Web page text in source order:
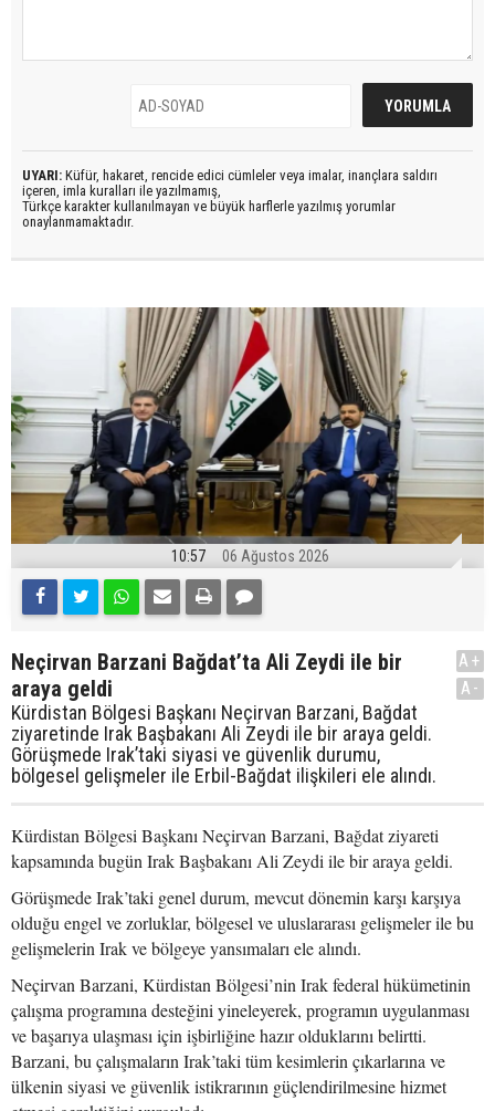
UYARI: Küfür, hakaret, rencide edici cümleler veya imalar, inançlara saldırı
içeren, imla kuralları ile yazılmamış,
Türkçe karakter kullanılmayan ve büyük harflerle yazılmış yorumlar
onaylanmamaktadır.
10:57 06 Ağustos 2026
Neçirvan Barzani Bağdat’ta Ali Zeydi ile bir
araya geldi
Kürdistan Bölgesi Başkanı Neçirvan Barzani, Bağdat
ziyaretinde Irak Başbakanı Ali Zeydi ile bir araya geldi.
Görüşmede Irak’taki siyasi ve güvenlik durumu,
bölgesel gelişmeler ile Erbil-Bağdat ilişkileri ele alındı.
A+
A-
Kürdistan Bölgesi Başkanı Neçirvan Barzani, Bağdat ziyareti
kapsamında bugün Irak Başbakanı Ali Zeydi ile bir araya geldi.
Görüşmede Irak’taki genel durum, mevcut dönemin karşı karşıya
olduğu engel ve zorluklar, bölgesel ve uluslararası gelişmeler ile bu
gelişmelerin Irak ve bölgeye yansımaları ele alındı.
Neçirvan Barzani, Kürdistan Bölgesi’nin Irak federal hükümetinin
çalışma programına desteğini yineleyerek, programın uygulanması
ve başarıya ulaşması için işbirliğine hazır olduklarını belirtti.
Barzani, bu çalışmaların Irak’taki tüm kesimlerin çıkarlarına ve
ülkenin siyasi ve güvenlik istikrarının güçlendirilmesine hizmet